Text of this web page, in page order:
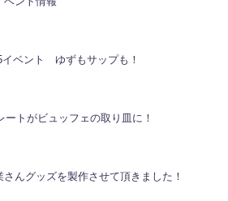
イベント ゆずもサップも！
ートがビュッフェの取り皿に！
さんグッズを製作させて頂きました！